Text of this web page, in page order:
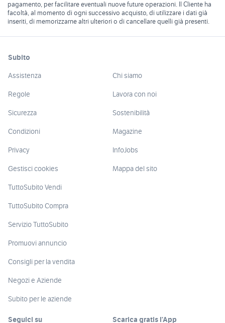
pagamento, per facilitare eventuali nuove future operazioni. Il Cliente ha
facoltà, al momento di ogni successivo acquisto, di utilizzare i dati già
inseriti, di memorizzarne altri ulteriori o di cancellare quelli già presenti.
Subito
Assistenza
Regole
Sicurezza
Condizioni
Privacy
Gestisci cookies
TuttoSubito Vendi
TuttoSubito Compra
Servizio TuttoSubito
Promuovi annuncio
Consigli per la vendita
Negozi e Aziende
Subito per le aziende
Chi siamo
Lavora con noi
Sostenibilità
Magazine
InfoJobs
Mappa del sito
Seguici su Scarica gratis l’App